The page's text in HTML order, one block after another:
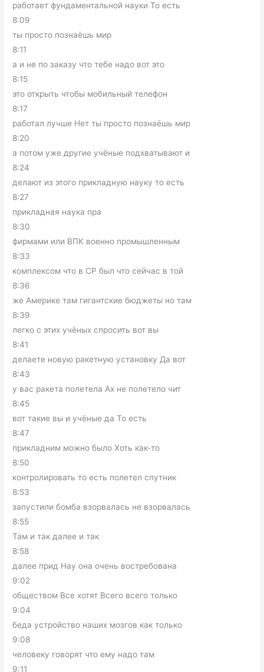
работает фундаментальной науки То есть
8:09
ты просто познаёшь мир
8:11
а и не по заказу что тебе надо вот это
8:15
это открыть чтобы мобильный телефон
8:17
работал лучше Нет ты просто познаёшь мир
8:20
а потом уже другие учёные подхватывают и
8:24
делают из этого прикладную науку то есть
8:27
прикладная наука пра
8:30
фирмами или ВПК военно промышленным
8:33
комплексом что в СР был что сейчас в той
8:36
же Америке там гигантские бюджеты но там
8:39
легко с этих учёных спросить вот вы
8:41
делаете новую ракетную установку Да вот
8:43
у вас ракета полетела Ах не полетело чит
8:45
вот такие вы и учёные да То есть
8:47
прикладним можно было Хоть как-то
8:50
контролировать то есть полетел спутник
8:53
запустили бомба взорвалась не взорвалась
8:55
Там и так далее и так
8:58
далее прид Нау она очень востребована
9:02
обществом Все хотят Всего всего только
9:04
беда устройство наших мозгов как только
9:08
человеку говорят что ему надо там
9:11